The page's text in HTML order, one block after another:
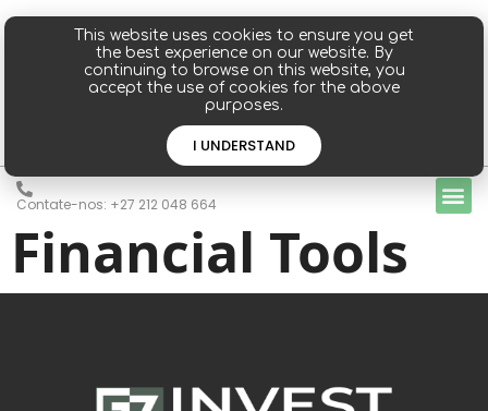
INICIAR SESSÃO INSCREVER-SE
Contate-nos: +27 212 048 664
Financial Tools
This website uses cookies to ensure you get
the best experience on our website. By
continuing to browse on this website, you
accept the use of cookies for the above
purposes.
I UNDERSTAND